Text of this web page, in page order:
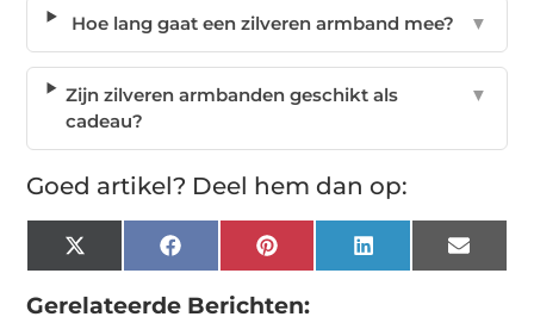
Hoe lang gaat een zilveren armband mee? ▼
Zijn zilveren armbanden geschikt als
cadeau?
▼
Goed artikel? Deel hem dan op:
X
(Twitter)
Facebook Pinterest LinkedIn Email
Gerelateerde Berichten: